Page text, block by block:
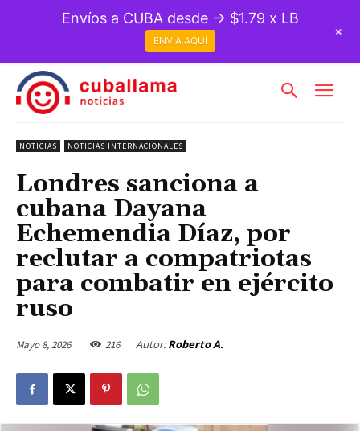
NOTICIAS NOTICIAS INTERNACIONALES
Londres sanciona a
cubana Dayana
Echemendia Díaz, por
reclutar a compatriotas
para combatir en ejército
ruso
Mayo 8, 2026 216 Autor: Roberto A.
Envíos a CUBA desde → $1.79 x LB
ENVÍA AQUÍ
+